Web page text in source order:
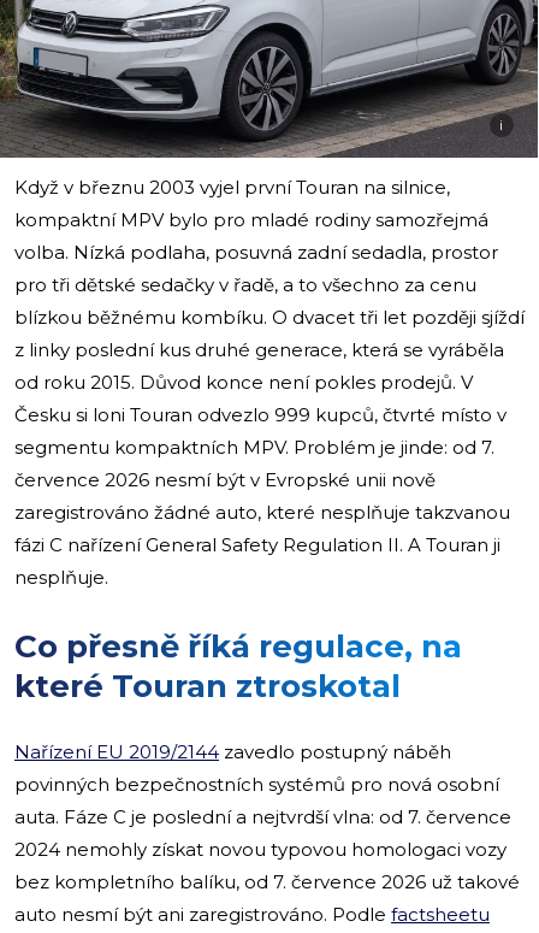
i
Když v březnu 2003 vyjel první Touran na silnice,
kompaktní MPV bylo pro mladé rodiny samozřejmá
volba. Nízká podlaha, posuvná zadní sedadla, prostor
pro tři dětské sedačky v řadě, a to všechno za cenu
blízkou běžnému kombíku. O dvacet tři let později sjíždí
z linky poslední kus druhé generace, která se vyráběla
od roku 2015. Důvod konce není pokles prodejů. V
Česku si loni Touran odvezlo 999 kupců, čtvrté místo v
segmentu kompaktních MPV. Problém je jinde: od 7.
července 2026 nesmí být v Evropské unii nově
zaregistrováno žádné auto, které nesplňuje takzvanou
fázi C nařízení General Safety Regulation II. A Touran ji
nesplňuje.
Co přesně říká regulace, na
které Touran ztroskotal
Nařízení EU 2019/2144 zavedlo postupný náběh
povinných bezpečnostních systémů pro nová osobní
auta. Fáze C je poslední a nejtvrdší vlna: od 7. července
2024 nemohly získat novou typovou homologaci vozy
bez kompletního balíku, od 7. července 2026 už takové
auto nesmí být ani zaregistrováno. Podle factsheetu